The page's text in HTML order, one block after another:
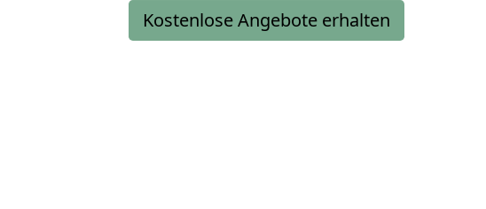
Kostenlose Angebote erhalten